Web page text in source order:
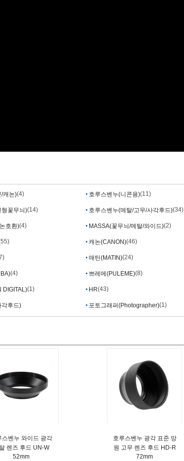
/캐논)(4) 호루스벤누(니콘용)(11)
형꽃무늬)(14) 호루스벤누(메탈/고무/사각후드)(34)
호환)(4) MASSA(꽃무늬/메탈/와이드)(2)
캐논(CANON)(46)
매틴(MATIN)(24)
(4) 쁘레메(PULEME)(8)
DIGITAL)(1) HR(43)
각후드) 포토그래퍼(Photographer)(1)
스벤누 와이드 광각
렌즈 후드 UN-W
52mm
호루스벤누 광각 표준 망
원 고무 렌즈 후드 HD-R
72mm